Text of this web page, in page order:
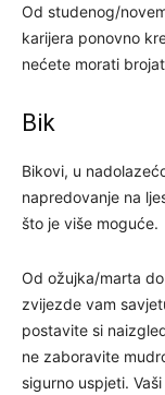
Od studenog/
karijera ponovno
nećete morati
Bik
Bikovi, u
napredovanje na
što je više moguće.
Od ožujka/marta
zvijezde vam
postavite si
ne zaboravite
sigurno uspjeti.